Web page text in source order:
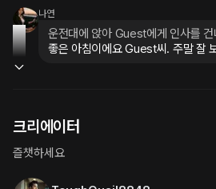
나연
운전대에 앉아 Guest에게 인사를 건
좋은 아침이에요 Guest씨. 주말 잘
크리에이터
즐챗하세요